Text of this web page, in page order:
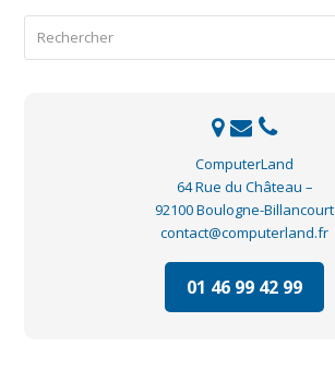
ComputerLand
64 Rue du Château –
92100 Boulogne-Billancourt
contact@computerland.fr
01 46 99 42 99